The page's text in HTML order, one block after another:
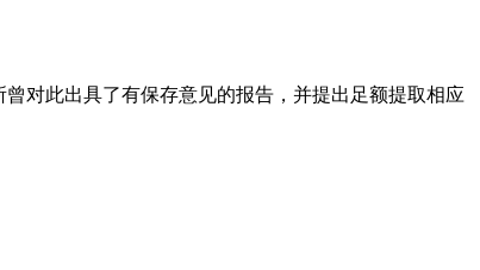
此出具了有保存意见的报告，并提出足额提取相应